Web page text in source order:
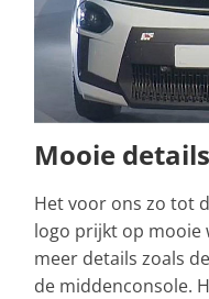
Mooie
Het voor ons zo tot
logo prijkt op mooie
meer details zoals
de middenconsole.